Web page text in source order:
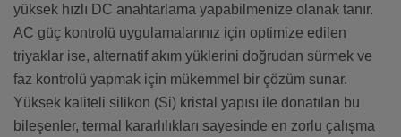
yüksek hızlı DC anahtarlama yapabilmenize olanak tanır.
AC güç kontrolü uygulamalarınız için optimize edilen
triyaklar ise, alternatif akım yüklerini doğrudan sürmek ve
faz kontrolü yapmak için mükemmel bir çözüm sunar.
Yüksek kaliteli silikon (Si) kristal yapısı ile donatılan bu
bileşenler, termal kararlılıkları sayesinde en zorlu çalışma